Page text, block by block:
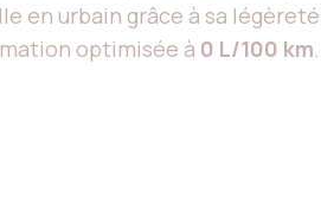
en urbain grâce à sa
optimisée à 0 L/100 km.